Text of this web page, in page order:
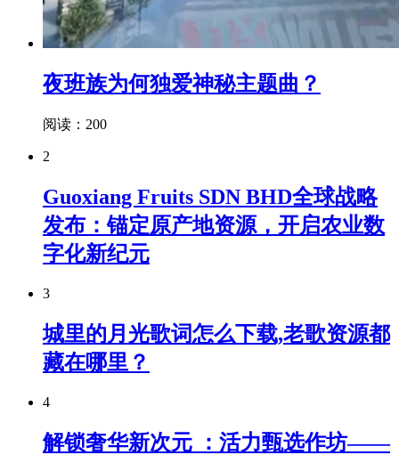
夜班族为何独爱神秘主题曲？
阅读：200
2
Guoxiang Fruits SDN BHD全球战略
发布：锚定原产地资源，开启农业数
字化新纪元
3
城里的月光歌词怎么下载,老歌资源都
藏在哪里？
4
解锁奢华新次元 ：活力甄选作坊——